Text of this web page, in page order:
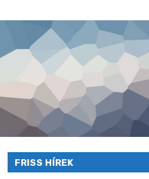
FRISS HÍREK